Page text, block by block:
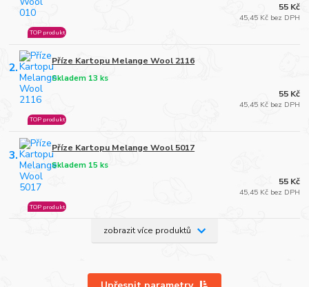
TOP produkt
55 Kč
45,45 Kč bez DPH
2. Příze Kartopu Melange Wool 2116
Skladem 13 ks
TOP produkt
55 Kč
45,45 Kč bez DPH
3. Příze Kartopu Melange Wool 5017
Skladem 15 ks
TOP produkt
55 Kč
45,45 Kč bez DPH
zobrazit více produktů